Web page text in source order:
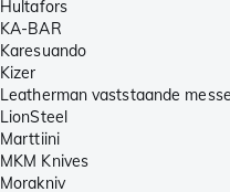
Hultafors
KA-BAR
Karesuando
Kizer
Leatherman vaststaande
LionSteel
Marttiini
MKM Knives
Morakniv